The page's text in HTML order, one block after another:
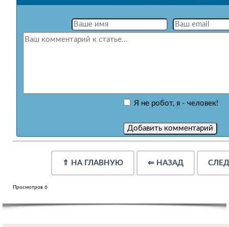
Я не робот, я - человек!
⇑ НА ГЛАВНУЮ ⇐ НАЗАД
Просмотров 6